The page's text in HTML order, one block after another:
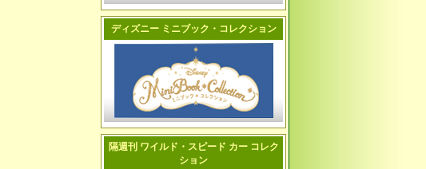
ディズニー ミニブック・コレクション
隔週刊 ワイルド・スピード カー コレク
ション